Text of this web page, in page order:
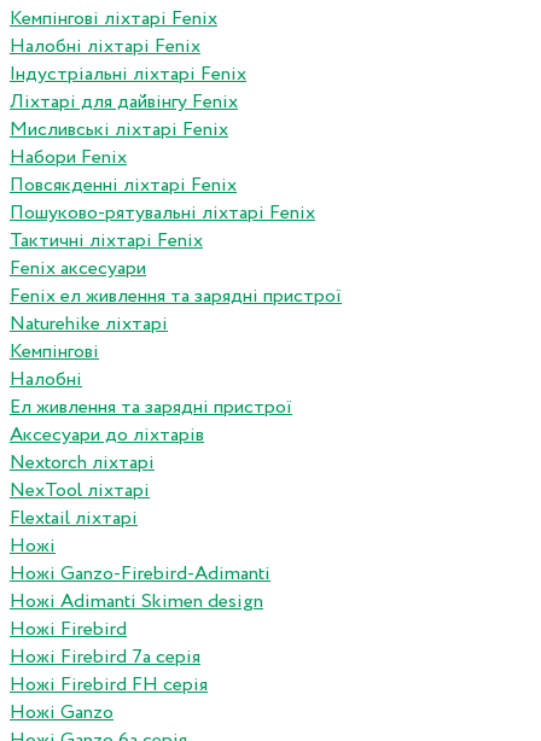
Кемпінгові ліхтарі Fenix
Налобні ліхтарі Fenix
Індустріальні ліхтарі Fenix
Ліхтарі для дайвінгу Fenix
Мисливські ліхтарі Fenix
Набори Fenix
Повсякденні ліхтарі Fenix
Пошуково-рятувальні ліхтарі Fenix
Тактичні ліхтарі Fenix
Fenix аксесуари
Fenix ел живлення та зарядні пристрої
Naturehike ліхтарі
Кемпінгові
Налобні
Ел живлення та зарядні пристрої
Аксесуари до ліхтарів
Nextorch ліхтарі
NexTool ліхтарі
Flextail ліхтарі
Ножі
Ножі Ganzo-Firebird-Adimanti
Ножі Adimanti Skimen design
Ножі Firebird
Ножі Firebird 7а серія
Ножі Firebird FH серія
Ножі Ganzo